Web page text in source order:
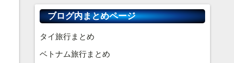
ブログ内まとめページ
タイ旅行まとめ
ベトナム旅行まとめ